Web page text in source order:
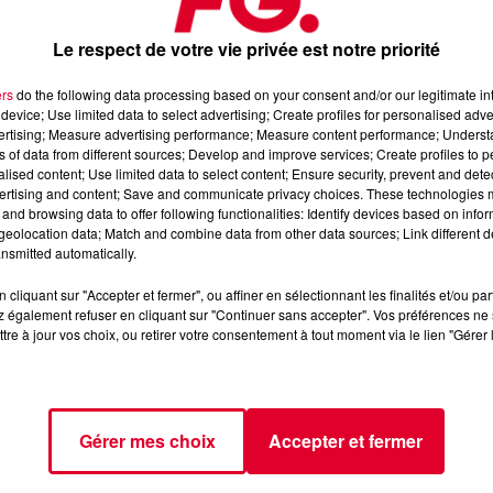
de théâtre d’Alexandre Oppecini, unecomédie
oppose.
Paul, la trentaine, écume les soirées gays
dans la capitale, n’assume pas son homosexualité.
à l’épreuve les codes du couple.
pris par la main dans la rue.
7 souvenirs de leur vie ensemble, il nous fait revivre
au Théâtre du Marais à Paris jusqu’au 27 Juin et
Le respect de votre vie privée est notre priorité
do the following data processing based on your consent and/or our legitimate
Use limited data to select advertising; Create profiles for personalised
Measure advertising performance; Measure content performance;
of data from different sources; Develop and improve services; Create profiles to
content; Use limited data to select content; Ensure security, prevent and
and content; Save and communicate privacy choices. These technologies
browsing data to offer following functionalities: Identify devices based on
data; Match and combine data from other data sources; Link different
automatically.
cliquant sur "Accepter et fermer", ou affiner en sélectionnant les finalités et/ou
également refuser en cliquant sur "Continuer sans accepter". Vos préférences
à jour vos choix, ou retirer votre consentement à tout moment via le lien
Gérer mes choix Accepter et fermer